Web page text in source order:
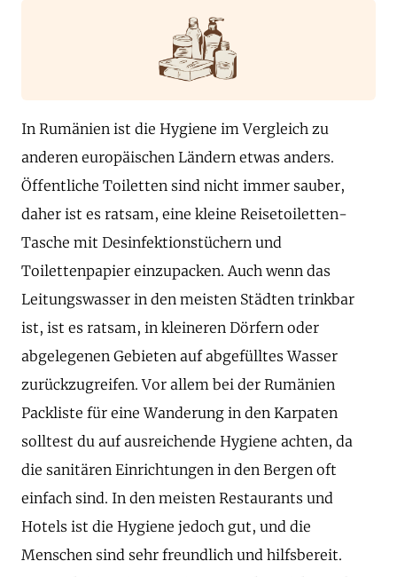
In Rumänien ist die Hygiene im Vergleich zu
anderen europäischen Ländern etwas anders.
Öffentliche Toiletten sind nicht immer sauber,
daher ist es ratsam, eine kleine Reisetoiletten-
Tasche mit Desinfektionstüchern und
Toilettenpapier einzupacken. Auch wenn das
Leitungswasser in den meisten Städten trinkbar
ist, ist es ratsam, in kleineren Dörfern oder
abgelegenen Gebieten auf abgefülltes Wasser
zurückzugreifen. Vor allem bei der Rumänien
Packliste für eine Wanderung in den Karpaten
solltest du auf ausreichende Hygiene achten, da
die sanitären Einrichtungen in den Bergen oft
einfach sind. In den meisten Restaurants und
Hotels ist die Hygiene jedoch gut, und die
Menschen sind sehr freundlich und hilfsbereit.